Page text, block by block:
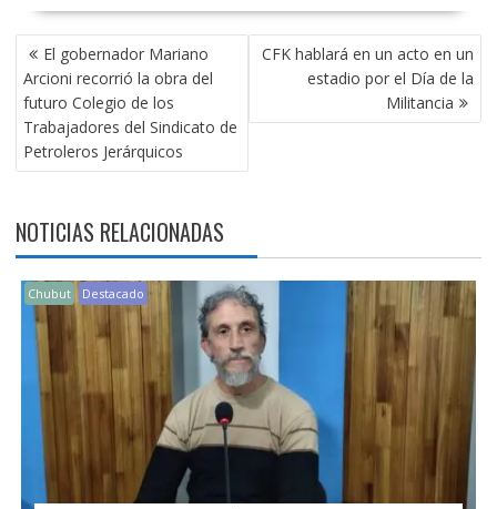
NAVEGACIÓN
DE
ENTRADAS
El gobernador Mariano
Arcioni recorrió la obra del
futuro Colegio de los
Trabajadores del Sindicato de
Petroleros Jerárquicos
CFK hablará en un acto en un
estadio por el Día de la
Militancia
NOTICIAS RELACIONADAS
Chubut Destacado